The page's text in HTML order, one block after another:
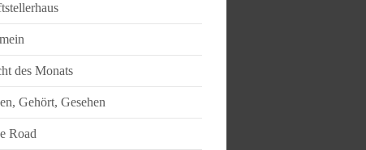
des Monats
Gehört, Gesehen
Road